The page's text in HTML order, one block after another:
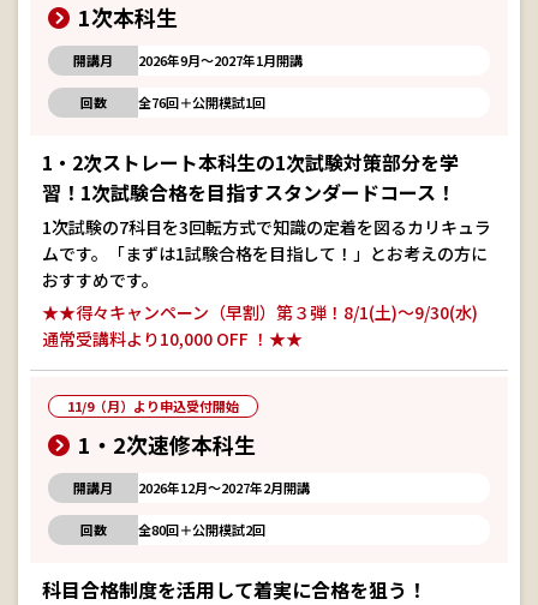
1次本科生
開講月 2026年9月～2027年1月開講
回数 全76回＋公開模試1回
1・2次ストレート本科生の1次試験対策部分を学
習！1次試験合格を目指すスタンダードコース！
1次試験の7科目を3回転方式で知識の定着を図るカリキュラ
ムです。「まずは1試験合格を目指して！」とお考えの方に
おすすめです。
★★得々キャンペーン（早割）第３弾！8/1(土)～9/30(水)
通常受講料より10,000 OFF ！★★
11/9（月）より申込受付開始
1・2次速修本科生
開講月 2026年12月～2027年2月開講
回数 全80回＋公開模試2回
科目合格制度を活用して着実に合格を狙う！